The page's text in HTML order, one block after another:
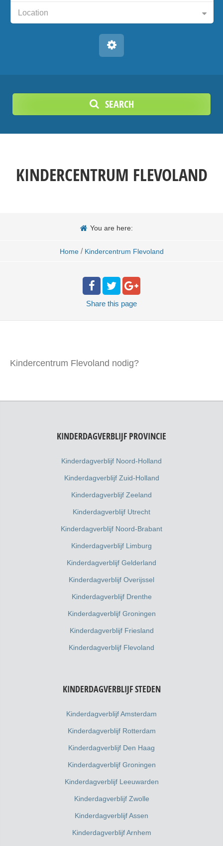
Location
SEARCH
KINDERCENTRUM FLEVOLAND
You are here:
Home / Kindercentrum Flevoland
Share this page
Kindercentrum Flevoland nodig?
KINDERDAGVERBLIJF PROVINCIE
Kinderdagverblijf Noord-Holland
Kinderdagverblijf Zuid-Holland
Kinderdagverblijf Zeeland
Kinderdagverblijf Utrecht
Kinderdagverblijf Noord-Brabant
Kinderdagverblijf Limburg
Kinderdagverblijf Gelderland
Kinderdagverblijf Overijssel
Kinderdagverblijf Drenthe
Kinderdagverblijf Groningen
Kinderdagverblijf Friesland
Kinderdagverblijf Flevoland
KINDERDAGVERBLIJF STEDEN
Kinderdagverblijf Amsterdam
Kinderdagverblijf Rotterdam
Kinderdagverblijf Den Haag
Kinderdagverblijf Groningen
Kinderdagverblijf Leeuwarden
Kinderdagverblijf Zwolle
Kinderdagverblijf Assen
Kinderdagverblijf Arnhem